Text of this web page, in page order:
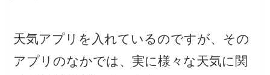
天気アプリを入れているのですが、その
アプリのなかでは、実に様々な天気に関